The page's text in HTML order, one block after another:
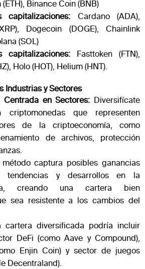
(ETH), Binance Coin (BNB)
capitalizaciones: Cardano (ADA),
Dogecoin (DOGE), Chainlink
(SOL)
capitalizaciones: Fasttoken (FTN),
Holo (HOT), Helium (HNT).
Industrias y Sectores
Centrada en Sectores: Diversifícate
criptomonedas que representen
de la criptoeconomía, como
de archivos, protección
método captura posibles ganancias
tendencias y desarrollos en la
creando una cartera bien
sea resistente a los cambios del
cartera diversificada podría incluir
DeFi (como Aave y Compound),
Enjin Coin) y sector de juegos
Decentraland)​.